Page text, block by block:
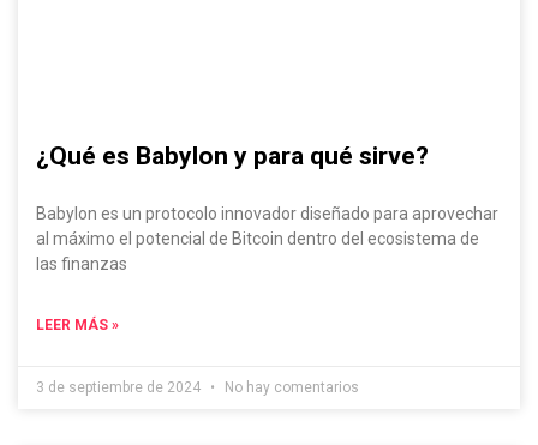
¿Qué es Babylon y para qué sirve?
Babylon es un protocolo innovador diseñado para aprovechar
al máximo el potencial de Bitcoin dentro del ecosistema de
las finanzas
LEER MÁS »
3 de septiembre de 2024 No hay comentarios